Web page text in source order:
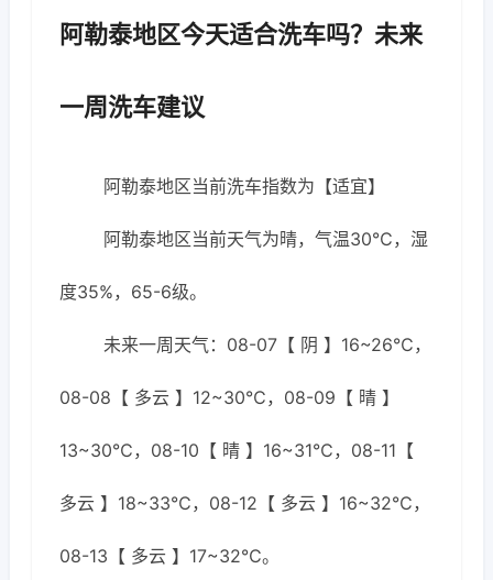
阿勒泰地区今天适合洗车吗？未来
一周洗车建议
阿勒泰地区当前洗车指数为【适宜】
阿勒泰地区当前天气为晴，气温30℃，湿
度35%，65-6级。
未来一周天气：08-07【 阴 】16~26℃，
08-08【 多云 】12~30℃，08-09【 晴 】
13~30℃，08-10【 晴 】16~31℃，08-11【
多云 】18~33℃，08-12【 多云 】16~32℃，
08-13【 多云 】17~32℃。